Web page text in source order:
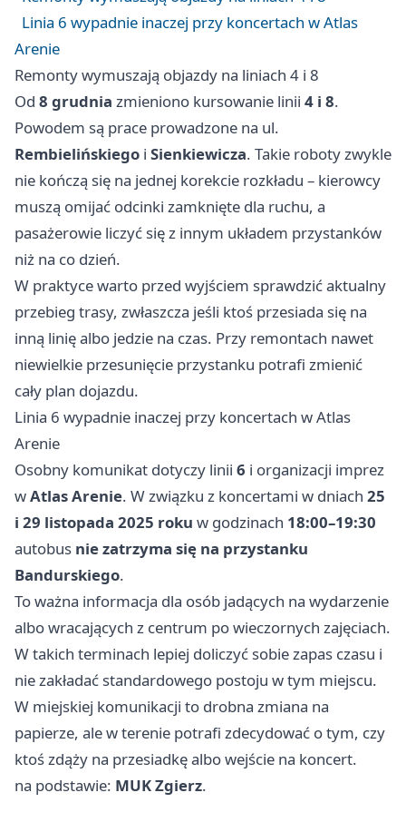
Linia 6 wypadnie inaczej przy koncertach w Atlas
Arenie
Remonty wymuszają objazdy na liniach 4 i 8
Od 8 grudnia zmieniono kursowanie linii 4 i 8.
Powodem są prace prowadzone na ul.
Rembielińskiego i Sienkiewicza. Takie roboty zwykle
nie kończą się na jednej korekcie rozkładu – kierowcy
muszą omijać odcinki zamknięte dla ruchu, a
pasażerowie liczyć się z innym układem przystanków
niż na co dzień.
W praktyce warto przed wyjściem sprawdzić aktualny
przebieg trasy, zwłaszcza jeśli ktoś przesiada się na
inną linię albo jedzie na czas. Przy remontach nawet
niewielkie przesunięcie przystanku potrafi zmienić
cały plan dojazdu.
Linia 6 wypadnie inaczej przy koncertach w Atlas
Arenie
Osobny komunikat dotyczy linii 6 i organizacji imprez
wAtlas Arenie. W związku z koncertami w dniach 25
i 29 listopada 2025 roku w godzinach 18:00–19:30
autobus nie zatrzyma się na przystanku
Bandurskiego.
To ważna informacja dla osób jadących na wydarzenie
albo wracających z centrum po wieczornych zajęciach.
W takich terminach lepiej doliczyć sobie zapas czasu i
nie zakładać standardowego postoju w tym miejscu.
W miejskiej komunikacji to drobna zmiana na
papierze, ale w terenie potrafi zdecydować o tym, czy
ktoś zdąży na przesiadkę albo wejście na koncert.
na podstawie: MUK Zgierz.